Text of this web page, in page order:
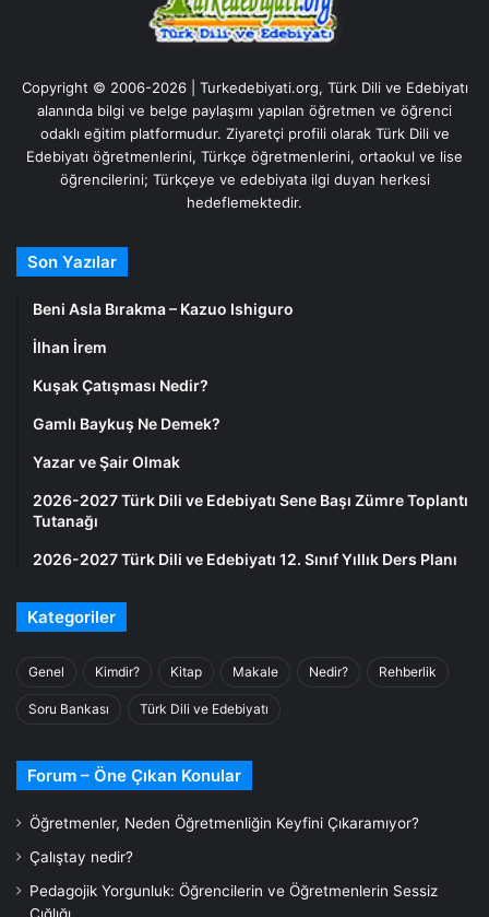
Copyright © 2006-2026 | Turkedebiyati.org, Türk Dili ve Edebiyatı
alanında bilgi ve belge paylaşımı yapılan öğretmen ve öğrenci
odaklı eğitim platformudur. Ziyaretçi profili olarak Türk Dili ve
Edebiyatı öğretmenlerini, Türkçe öğretmenlerini, ortaokul ve lise
öğrencilerini; Türkçeye ve edebiyata ilgi duyan herkesi
hedeflemektedir.
Son Yazılar
Beni Asla Bırakma – Kazuo Ishiguro
İlhan İrem
Kuşak Çatışması Nedir?
Gamlı Baykuş Ne Demek?
Yazar ve Şair Olmak
2026-2027 Türk Dili ve Edebiyatı Sene Başı Zümre Toplantı
Tutanağı
2026-2027 Türk Dili ve Edebiyatı 12. Sınıf Yıllık Ders Planı
Kategoriler
Genel Kimdir? Kitap Makale Nedir? Rehberlik
Soru Bankası Türk Dili ve Edebiyatı
Forum – Öne Çıkan Konular
Öğretmenler, Neden Öğretmenliğin Keyfini Çıkaramıyor?
Çalıştay nedir?
Pedagojik Yorgunluk: Öğrencilerin ve Öğretmenlerin Sessiz
Çığlığı